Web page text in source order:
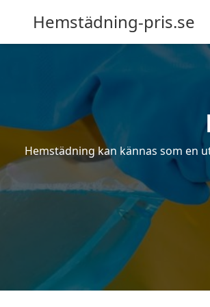
Hemstädning-pris.se
Hemstädning kan kännas som en